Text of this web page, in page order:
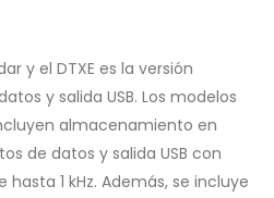
y el DTXE es la versión
y salida USB. Los modelos
almacenamiento en
de datos y salida USB con
1 kHz. Además, se incluye